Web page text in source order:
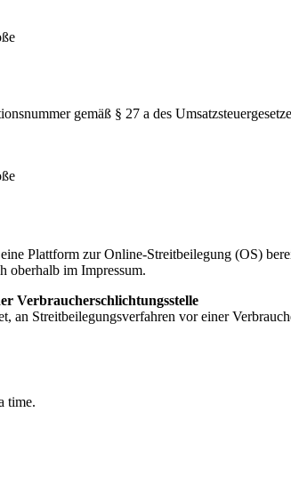
gemäß § 27 a des
Plattform zur Online-Streitbeilegung (OS)
oberhalb im Impressum.
Verbraucherschlichtungsstelle
an Streitbeilegungsverfahren vor einer
time.